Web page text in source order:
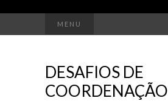
MENU
DESAFIOS DE
COORDENAÇÃO